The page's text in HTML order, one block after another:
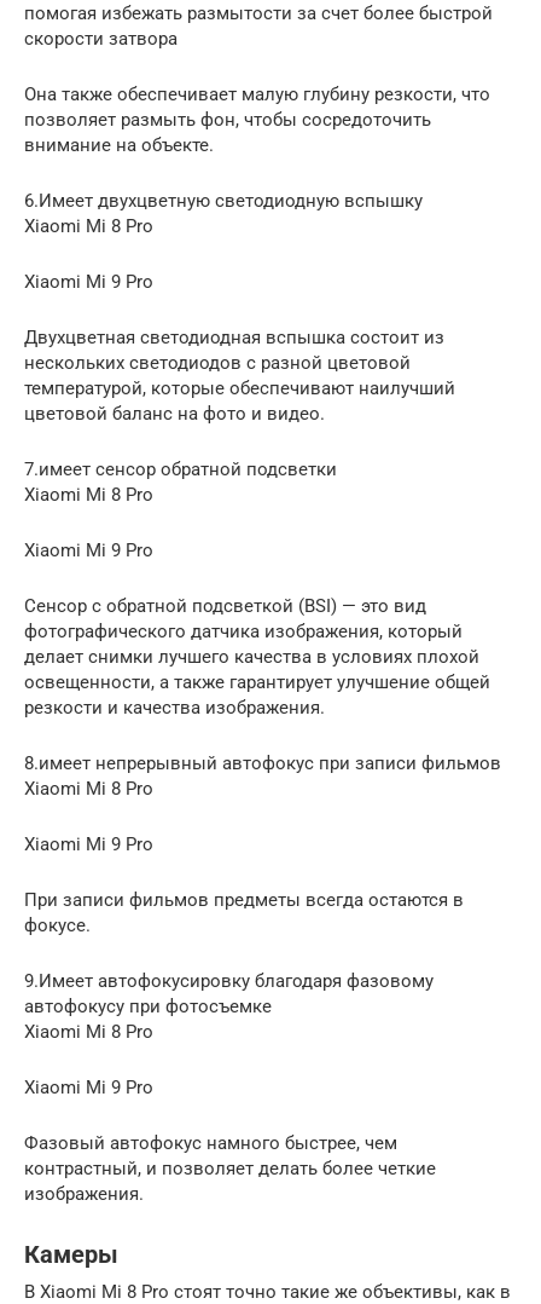
помогая избежать размытости за счет более быстрой
скорости затвора
Она также обеспечивает малую глубину резкости, что
позволяет размыть фон, чтобы сосредоточить
внимание на объекте.
6.Имеет двухцветную светодиодную вспышку
Xiaomi Mi 8 Pro
Xiaomi Mi 9 Pro
Двухцветная светодиодная вспышка состоит из
нескольких светодиодов с разной цветовой
температурой, которые обеспечивают наилучший
цветовой баланс на фото и видео.
7.имеет сенсор обратной подсветки
Xiaomi Mi 8 Pro
Xiaomi Mi 9 Pro
Сенсор с обратной подсветкой (BSI) — это вид
фотографического датчика изображения, который
делает снимки лучшего качества в условиях плохой
освещенности, а также гарантирует улучшение общей
резкости и качества изображения.
8.имеет непрерывный автофокус при записи фильмов
Xiaomi Mi 8 Pro
Xiaomi Mi 9 Pro
При записи фильмов предметы всегда остаются в
фокусе.
9.Имеет автофокусировку благодаря фазовому
автофокусу при фотосъемке
Xiaomi Mi 8 Pro
Xiaomi Mi 9 Pro
Фазовый автофокус намного быстрее, чем
контрастный, и позволяет делать более четкие
изображения.
Камеры
В Xiaomi Mi 8 Pro стоят точно такие же объективы, как в